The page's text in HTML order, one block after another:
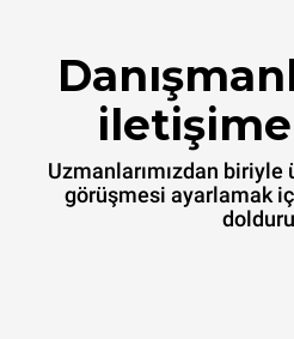
Uzmanlarımızdan biriyle
görüşmesi ayarlamak